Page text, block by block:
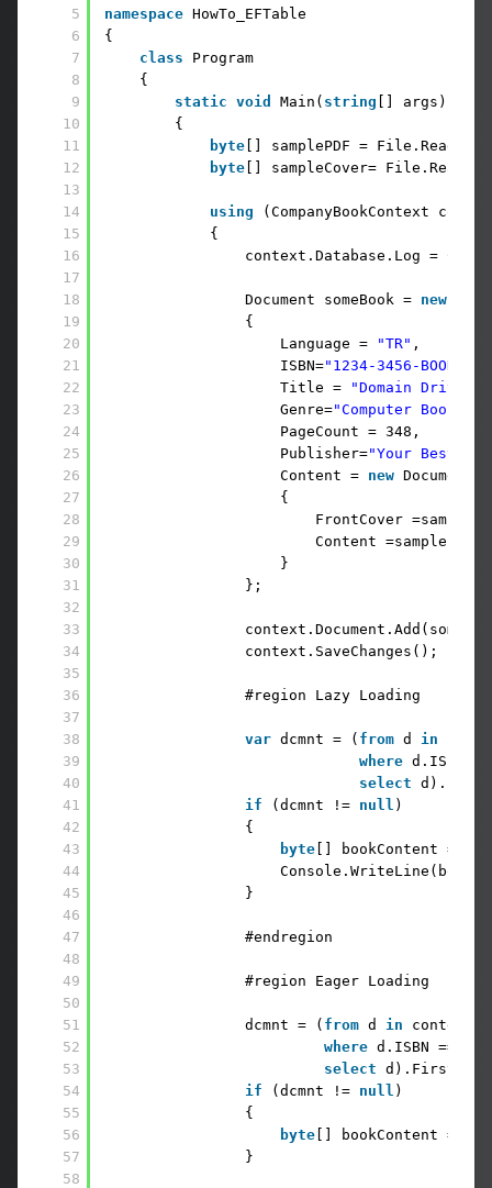
5
6
7
8
9
10
11
12
13
14
15
16
17
18
19
20
21
22
23
24
25
26
27
28
29
30
31
32
33
34
35
36
37
38
39
40
41
42
43
44
45
46
47
48
49
50
51
52
53
54
55
56
57
58
namespace HowTo_EFTable
{
class
Program
{
static void Main( string [] args)
{
byte [] samplePDF =
byte [] sampleCover=
using
(CompanyBookContext
{
context.Database.Log =
Document someBook = new
{
Language =
"TR" ,
ISBN="1234-3456-BOOK-
Title =
"Domain Driven
Genre="Computer Books"
PageCount = 348,
Publisher="Your Best
Content = new
{
FrontCover
Content =samplePDF
}
};
context.SaveChanges();
#region Lazy Loading
var dcmnt = ( from d in
where d.ISBN
select
if
(dcmnt != null )
{
byte [] bookContent =
}
#endregion
#region Eager Loading
dcmnt = ( from d in
where d.ISBN ==
select
if
(dcmnt != null )
{
byte [] bookContent =
}